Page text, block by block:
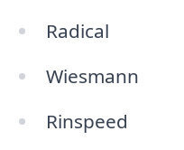
Radical
Wiesmann
Rinspeed